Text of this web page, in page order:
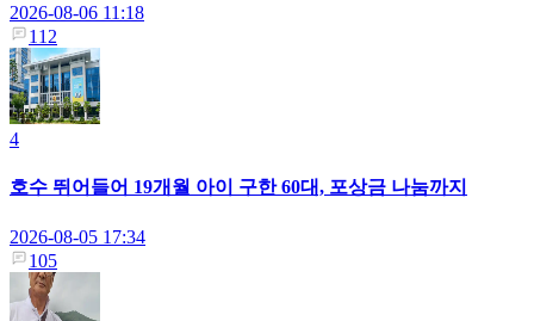
2026-08-06 11:18
112
4
호수 뛰어들어 19개월 아이 구한 60대, 포상금 나눔까지
2026-08-05 17:34
105